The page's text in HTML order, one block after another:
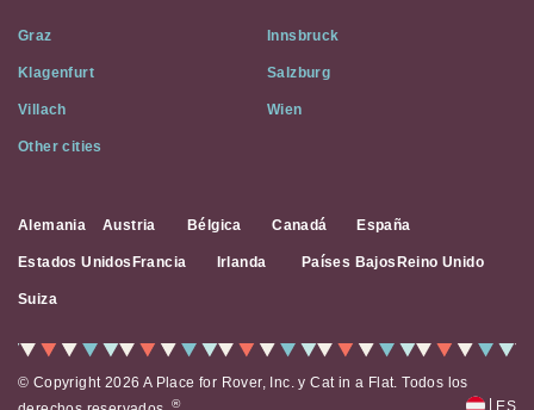
Social
Media
Graz Innsbruck
Klagenfurt Salzburg
Villach Wien
Other cities
Alemania Austria Bélgica Canadá España
Estados Unidos Francia Irlanda Países Bajos Reino Unido
Suiza
© Copyright 2026 A Place for Rover, Inc. y Cat in a Flat. Todos los
® ES